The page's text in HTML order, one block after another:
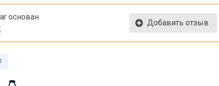
основан
Добавить отзыв